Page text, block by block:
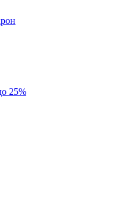
25%